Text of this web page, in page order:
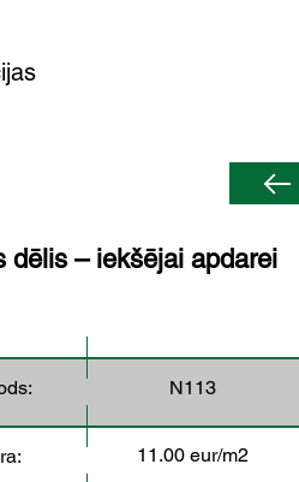
dēlis – iekšējai apdarei
N113
11.00 eur/m2